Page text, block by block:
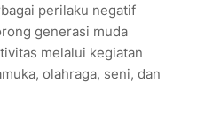
perilaku negatif
generasi muda
melalui kegiatan
olahraga, seni, dan